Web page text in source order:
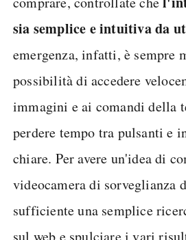
sia semplice e intuitiva da
emergenza, infatti, è sempre
possibilità di accedere
immagini e ai comandi della
perdere tempo tra pulsanti e
chiare. Per avere un'idea di
videocamera di sorveglianza
sufficiente una semplice
sul web e spulciare i vari